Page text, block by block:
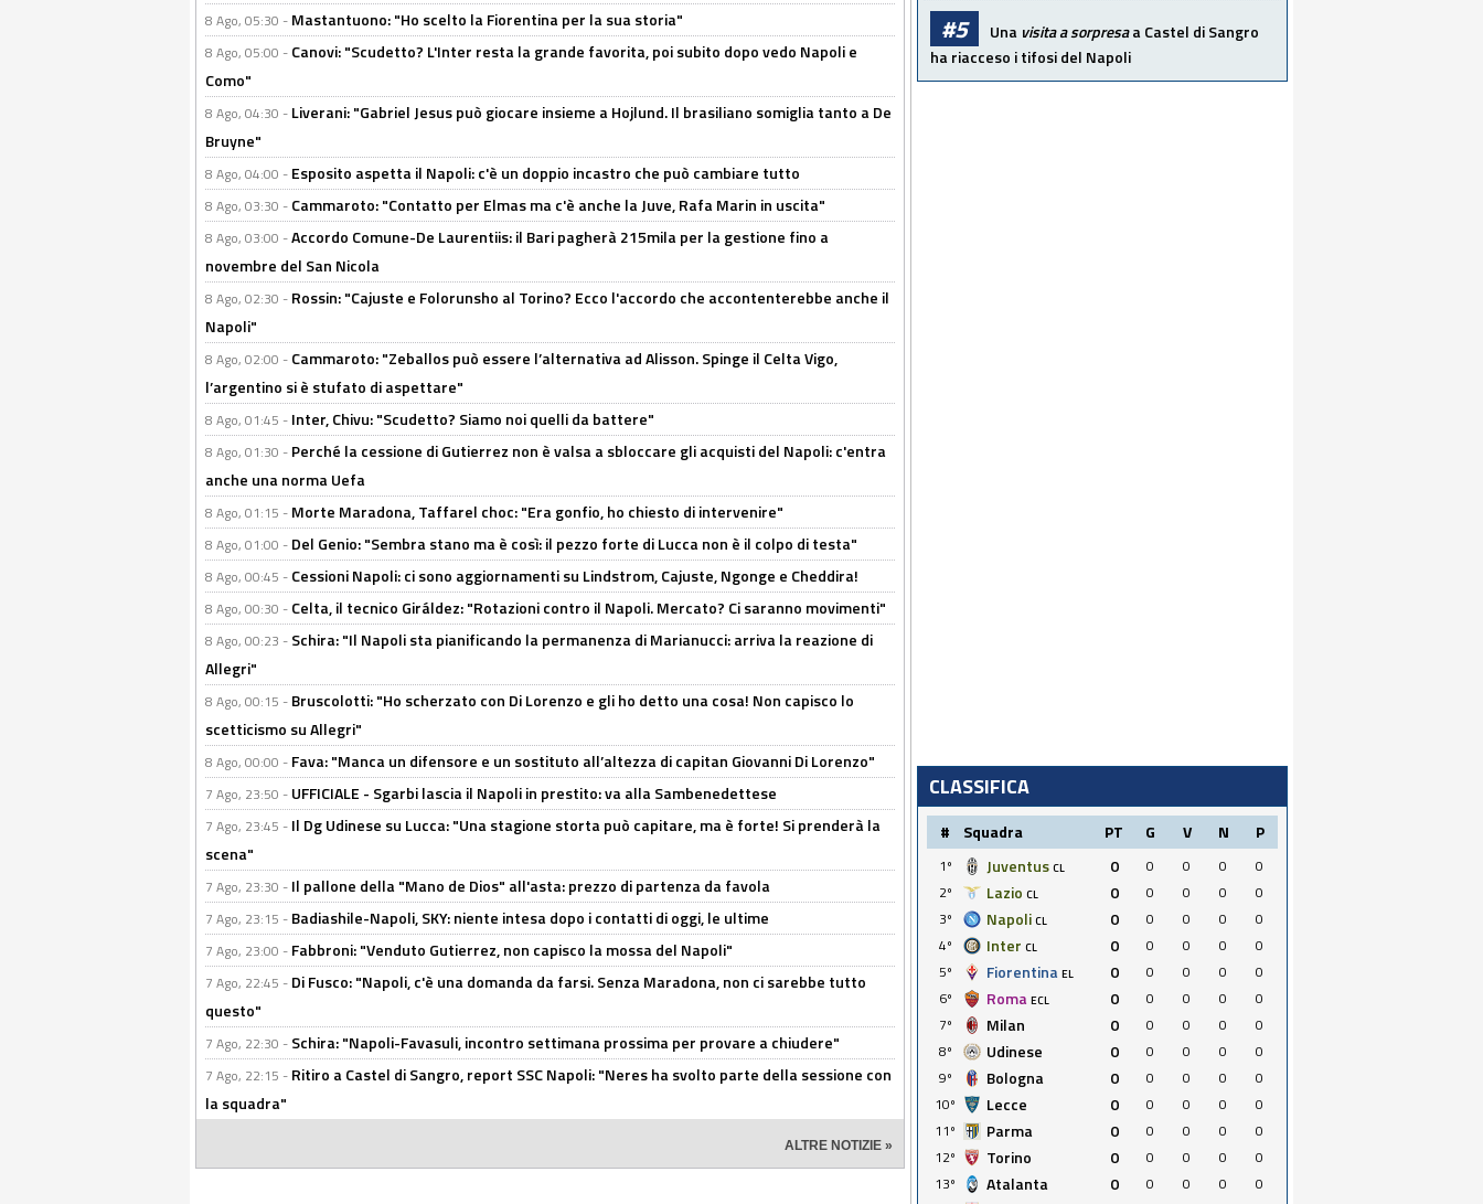
8 Ago, 05:30 - Mastantuono: "Ho scelto la Fiorentina per la sua storia"
8 Ago, 05:00 - Canovi: "Scudetto? L'Inter resta la grande favorita, poi subito dopo vedo Napoli e
Como"
8 Ago, 04:30 - Liverani: "Gabriel Jesus può giocare insieme a Hojlund. Il brasiliano somiglia tanto a De
Bruyne"
8 Ago, 04:00 - Esposito aspetta il Napoli: c'è un doppio incastro che può cambiare tutto
8 Ago, 03:30 - Cammaroto: "Contatto per Elmas ma c'è anche la Juve, Rafa Marin in uscita"
8 Ago, 03:00 -Accordo Comune-De Laurentiis: il Bari pagherà 215mila per la gestione fino a
novembre del San Nicola
8 Ago, 02:30 - Rossin: "Cajuste e Folorunsho al Torino? Ecco l'accordo che accontenterebbe anche il
Napoli"
8 Ago, 02:00 - Cammaroto: "Zeballos può essere l’alternativa ad Alisson. Spinge il Celta Vigo,
l’argentino si è stufato di aspettare"
8 Ago, 01:45 - Inter, Chivu: "Scudetto? Siamo noi quelli da battere"
8 Ago, 01:30 - Perché la cessione di Gutierrez non è valsa a sbloccare gli acquisti del Napoli: c'entra
anche una norma Uefa
8 Ago, 01:15 - Morte Maradona, Taffarel choc: "Era gonfio, ho chiesto di intervenire"
8 Ago, 01:00 - Del Genio: "Sembra stano ma è così: il pezzo forte di Lucca non è il colpo di testa"
8 Ago, 00:45 - Cessioni Napoli: ci sono aggiornamenti su Lindstrom, Cajuste, Ngonge e Cheddira!
8 Ago, 00:30 - Celta, il tecnico Giráldez: "Rotazioni contro il Napoli. Mercato? Ci saranno movimenti"
8 Ago, 00:23 - Schira: "Il Napoli sta pianificando la permanenza di Marianucci: arriva la reazione di
Allegri"
8 Ago, 00:15 - Bruscolotti: "Ho scherzato con Di Lorenzo e gli ho detto una cosa! Non capisco lo
scetticismo su Allegri"
8 Ago, 00:00 - Fava: "Manca un difensore e un sostituto all’altezza di capitan Giovanni Di Lorenzo"
7 Ago, 23:50 - UFFICIALE - Sgarbi lascia il Napoli in prestito: va alla Sambenedettese
7 Ago, 23:45 - Il Dg Udinese su Lucca: "Una stagione storta può capitare, ma è forte! Si prenderà la
scena"
7 Ago, 23:30 - Il pallone della "Mano de Dios" all'asta: prezzo di partenza da favola
7 Ago, 23:15 - Badiashile-Napoli, SKY: niente intesa dopo i contatti di oggi, le ultime
7 Ago, 23:00 - Fabbroni: "Venduto Gutierrez, non capisco la mossa del Napoli"
7 Ago, 22:45 - Di Fusco: "Napoli, c'è una domanda da farsi. Senza Maradona, non ci sarebbe tutto
questo"
7 Ago, 22:30 - Schira: "Napoli-Favasuli, incontro settimana prossima per provare a chiudere"
7 Ago, 22:15 - Ritiro a Castel di Sangro, report SSC Napoli: "Neres ha svolto parte della sessione con
la squadra"
ALTRE NOTIZIE »
#5 Una visita a sorpresaa Castel di Sangro
ha riacceso i tifosi del Napoli
CLASSIFICA
# Squadra PT G V N P
1º Juventus CL 0 0 0 0
0
2º
Lazio CL 0 0 0 0
0
3º
Napoli CL 0 0 0 0
0
4º
Inter CL 0 0 0 0
0
5º
Fiorentina EL 0 0 0 0
0
6º
Roma ECL 0 0 0 0
0
7º
Milan 0 0 0 0
0
8º
Udinese 0 0 0 0
0
9º
Bologna 0 0 0 0
0
10º
Lecce 0 0 0 0
0
11º
Parma 0 0 0 0
0
12º
Torino 0 0 0 0
0
13º
Atalanta 0 0 0 0
0